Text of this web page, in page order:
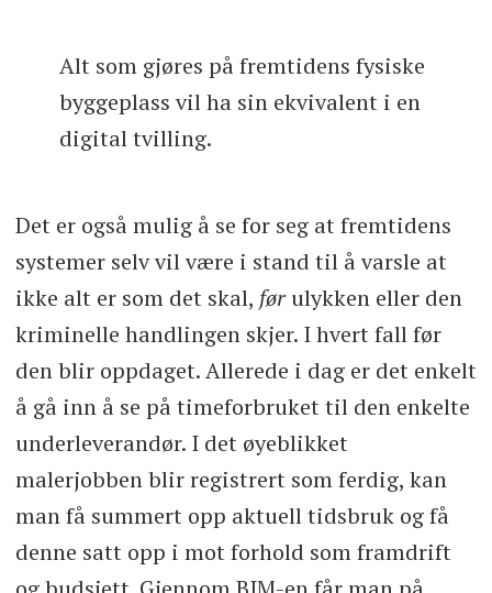
Alt som gjøres på fremtidens fysiske
byggeplass vil ha sin ekvivalent i en
digital tvilling.
Det er også mulig å se for seg at fremtidens
systemer selv vil være i stand til å varsle at
ikke alt er som det skal, førulykken eller den
kriminelle handlingen skjer. I hvert fall før
den blir oppdaget. Allerede i dag er det enkelt
å gå inn å se på timeforbruket til den enkelte
underleverandør. I det øyeblikket
malerjobben blir registrert som ferdig, kan
man få summert opp aktuell tidsbruk og få
denne satt opp i mot forhold som framdrift